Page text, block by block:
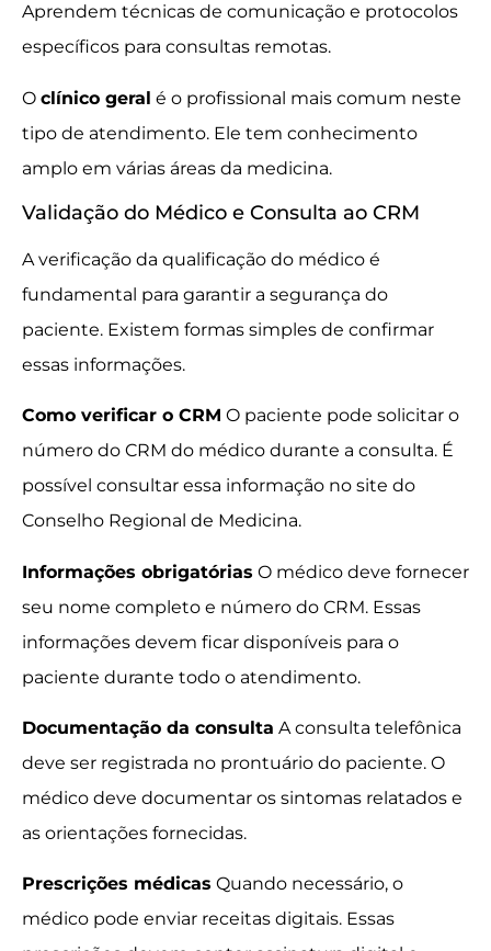
Aprendem técnicas de comunicação e protocolos
específicos para consultas remotas.
O clínico geral é o profissional mais comum neste
tipo de atendimento. Ele tem conhecimento
amplo em várias áreas da medicina.
Validação do Médico e Consulta ao CRM
A verificação da qualificação do médico é
fundamental para garantir a segurança do
paciente. Existem formas simples de confirmar
essas informações.
Como verificar o CRM O paciente pode solicitar o
número do CRM do médico durante a consulta. É
possível consultar essa informação no site do
Conselho Regional de Medicina.
Informações obrigatórias O médico deve fornecer
seu nome completo e número do CRM. Essas
informações devem ficar disponíveis para o
paciente durante todo o atendimento.
Documentação da consulta A consulta telefônica
deve ser registrada no prontuário do paciente. O
médico deve documentar os sintomas relatados e
as orientações fornecidas.
Prescrições médicas Quando necessário, o
médico pode enviar receitas digitais. Essas